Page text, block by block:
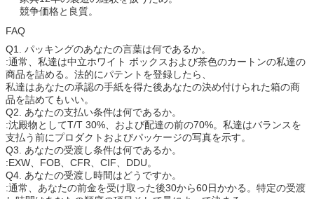
競争価格と良質。
FAQ
Q1. パッキングのあなたの言葉は何であるか。
:通常、私達は中立ホワイト ボックスおよび茶色のカートンの私達の
商品を詰める。法的にパテントを登録したら、
私達はあなたの承認の手紙を得た後あなたの決め付けられた箱の商
品を詰めてもいい。
Q2. あなたの支払い条件は何であるか。
:沈殿物としてT/T 30%、および配達の前の70%。私達はバランスを
支払う前にプロダクトおよびパッケージの写真を示す。
Q3. あなたの受渡し条件は何であるか。
:EXW、FOB、CFR、CIF、DDU。
Q4. あなたの受渡し時間はどうですか。
:通常、あなたの前金を受け取った後30から60日かかる。特定の受渡